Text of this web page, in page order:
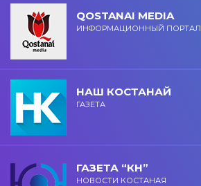
QOSTANAI MEDIA
ИНФОРМАЦИОННЫЙ ПОРТАЛ
НАШ КОСТАНАЙ
ГАЗЕТА
ГАЗЕТА “КН”
НОВОСТИ КОСТАНАЯ